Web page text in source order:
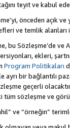
teyit ve kabul
önceden açık
ve temlik alanları
bu Sözleşme’de
ekleri,
Program Politikaları
ayrı bir bağlantılı
geçerli
tüm sözleşme ve
ve “örneğin”